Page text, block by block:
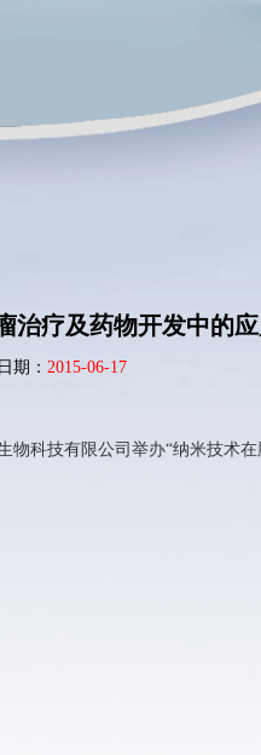
治疗及药物开发中的
期： 2015-06-17
科技有限公司举办“纳米技术